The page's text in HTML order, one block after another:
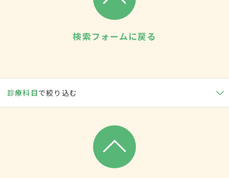
検索フォームに戻る
診療科目で絞り込む